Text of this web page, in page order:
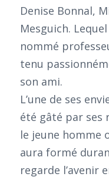
Denise Bonnal,
Mesguich.
nommé
tenu
son ami.
L’une de ses
été gâté par ses
le jeune homme
aura formé
regarde l’avenir